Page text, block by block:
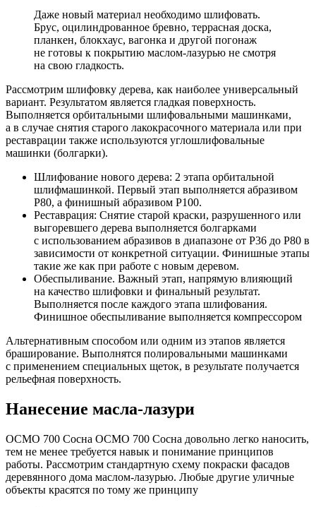
Даже новый материал необходимо шлифовать.
Брус, оцилиндрованное бревно, террасная доска,
планкен, блокхаус, вагонка и другой погонаж
не готовы к покрытию маслом-лазурью не смотря
на свою гладкость.
Рассмотрим шлифовку дерева, как наиболее универсальный
вариант. Результатом является гладкая поверхность.
Выполняется орбитальными шлифовальными машинками,
а в случае снятия старого лакокрасочного материала или при
реставрации также используются углошлифовальные
машинки (болгарки).
Шлифование нового дерева: 2 этапа орбитальной
шлифмашинкой. Первый этап выполняется абразивом
Р80, а финишный абразивом P100.
Реставрация: Снятие старой краски, разрушенного или
выгоревшего дерева выполняется болгарками
с использованием абразивов в диапазоне от P36 до P80 в
зависимости от конкретной ситуации. Финишные этапы
такие же как при работе с новым деревом.
Обеспыливание. Важный этап, напрямую влияющий
на качество шлифовки и финальный результат.
Выполняется после каждого этапа шлифования.
Финишное обеспыливание выполняется компрессором
Альтернативным способом или одним из этапов является
браширование. Выполнятся полировальными машинками
с применением специальных щеток, в результате получается
рельефная поверхность.
Нанесение масла-лазури
ОСМО 700 Сосна ОСМО 700 Сосна довольно легко наносить,
тем не менее требуется навык и понимание принципов
работы. Рассмотрим стандартную схему покраски фасадов
деревянного дома маслом-лазурью. Любые другие уличные
объекты красятся по тому же принципу